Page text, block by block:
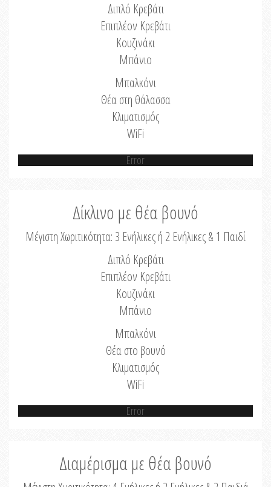
Διπλό Κρεβάτι
Επιπλέον Κρεβάτι
Κουζινάκι
Μπάνιο
Μπαλκόνι
Θέα στη θάλασσα
Κλιματισμός
WiFi
Error
Δίκλινο με θέα βουνό
Μέγιστη Χωριτικότητα: 3 Ενήλικες ή 2 Ενήλικες & 1 Παιδί
Διπλό Κρεβάτι
Επιπλέον Κρεβάτι
Κουζινάκι
Μπάνιο
Μπαλκόνι
Θέα στο βουνό
Κλιματισμός
WiFi
Error
Διαμέρισμα με θέα βουνό